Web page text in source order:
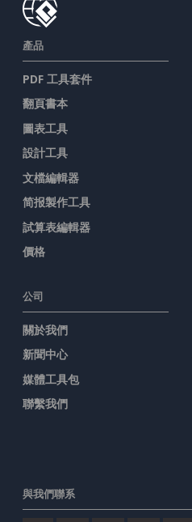
產品
PDF 工具套件
翻頁書本
圖表工具
設計工具
文檔編輯器
简报製作工具
試算表編輯器
價格
公司
關於我們
新聞中心
媒體工具包
聯繫我們
與我們聯系